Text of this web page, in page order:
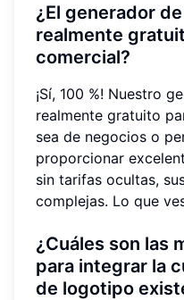
¿El generador
realmente
comercial?
¡Sí, 100 %! Nuestro
realmente gratuito
sea de negocios o
proporcionar
sin tarifas ocultas,
complejas. Lo que
¿Cuáles son las
para integrar la
de logotipo